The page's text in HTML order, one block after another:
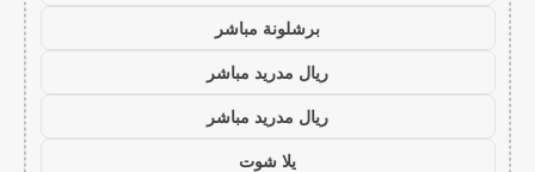
برشلونة مباشر
ريال مدريد مباشر
ريال مدريد مباشر
يلا شوت